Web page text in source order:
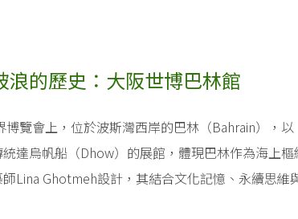
浪的歷史：大阪世博巴林館
博覽會上，位於波斯灣西岸的巴林（Bahrain），
達烏帆船（Dhow）的展館，體現巴林作為海上
Lina Ghotmeh設計，其結合文化記憶、永續思